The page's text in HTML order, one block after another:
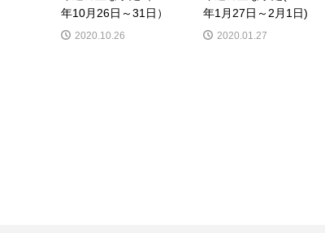
年10月26日～31日）
2020.10.26
年1月27日～2月1日)
2020.01.27